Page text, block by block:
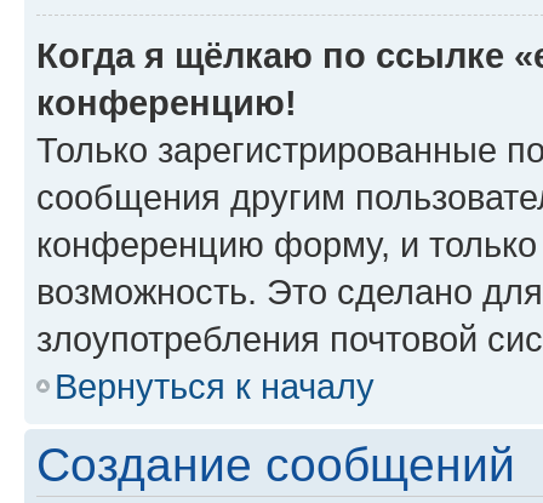
Когда я щёлкаю по ссылке
конференцию!
Только зарегистрированные
сообщения другим
конференцию форму, и
возможность. Это сделано
злоупотребления почтовой
Вернуться к началу
Создание сообщений